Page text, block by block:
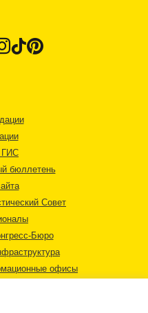
ГИС
бюллетень
Совет
Бюро
офисы